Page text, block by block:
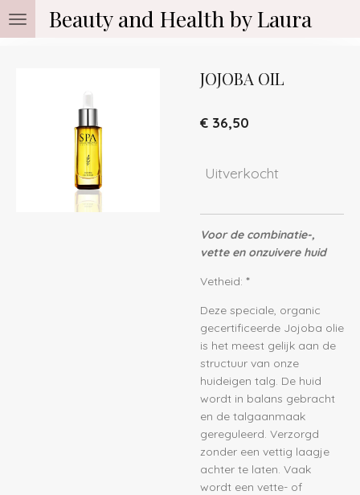
Ga
Beauty and Health by Laura
JOJOBA OIL
€ 36,50
Uitverkocht
Voor de combinatie-,
vette en onzuivere huid
Vetheid: *
Deze speciale, organic
gecertificeerde Jojoba olie
is het meest gelijk aan de
structuur van onze
huideigen talg. De huid
wordt in balans gebracht
en de talgaanmaak
gereguleerd. Verzorgd
zonder een vettig laagje
achter te laten. Vaak
wordt een vette- of